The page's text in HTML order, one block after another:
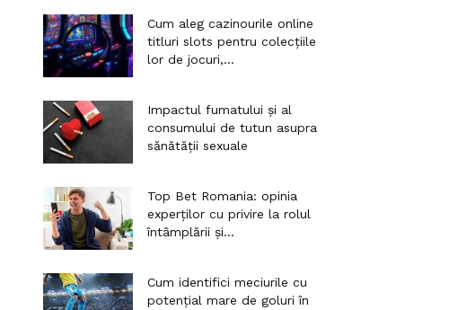
Cum aleg cazinourile online
titluri slots pentru colecțiile
lor de jocuri,...
Impactul fumatului și al
consumului de tutun asupra
sănătății sexuale
Top Bet Romania: opinia
experților cu privire la rolul
întâmplării și...
Cum identifici meciurile cu
potențial mare de goluri în